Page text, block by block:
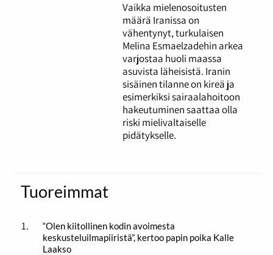
Vaikka mielenosoitusten
määrä Iranissa on
vähentynyt, turkulaisen
Melina Esmaelzadehin arkea
varjostaa huoli maassa
asuvista läheisistä. Iranin
sisäinen tilanne on kireä ja
esimerkiksi sairaalahoitoon
hakeutuminen saattaa olla
riski mielivaltaiselle
pidätykselle.
Tuoreimmat
“Olen kiitollinen kodin avoimesta
keskusteluilmapiiristä”, kertoo papin poika Kalle
Laakso